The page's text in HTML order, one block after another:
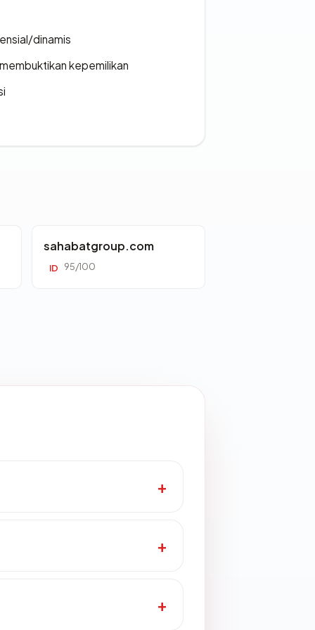
dinamis
kepemilikan
sahabatgroup.com
ID 95/100